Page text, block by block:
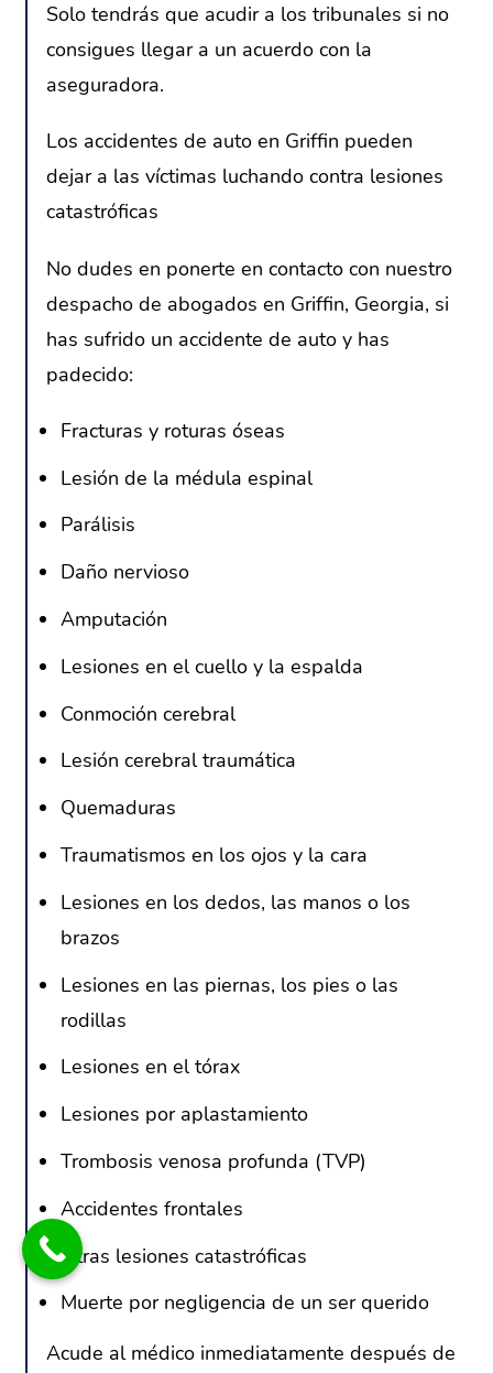
Solo tendrás que acudir a los tribunales si no
consigues llegar a un acuerdo con la
aseguradora.
Los accidentes de auto en Griffin pueden
dejar a las víctimas luchando contra lesiones
catastróficas
No dudes en ponerte en contacto con nuestro
despacho de abogados en Griffin, Georgia, si
has sufrido un accidente de auto y has
padecido:
Fracturas y roturas óseas
Lesión de la médula espinal
Parálisis
Daño nervioso
Amputación
Lesiones en el cuello y la espalda
Conmoción cerebral
Lesión cerebral traumática
Quemaduras
Traumatismos en los ojos y la cara
Lesiones en los dedos, las manos o los
brazos
Lesiones en las piernas, los pies o las
rodillas
Lesiones en el tórax
Lesiones por aplastamiento
Trombosis venosa profunda (TVP)
Accidentes frontales
Otras lesiones catastróficas
Muerte por negligencia de un ser querido
Acude al médico inmediatamente después de